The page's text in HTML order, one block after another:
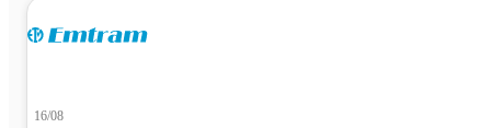
16/08